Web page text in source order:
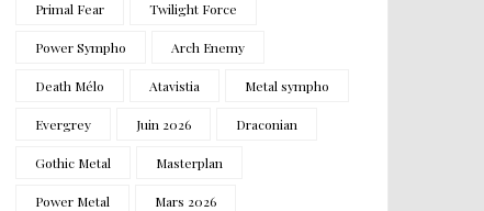
Primal Fear Twilight Force
Power Sympho Arch Enemy
Death Mélo Atavistia Metal sympho
Evergrey Juin 2026 Draconian
Gothic Metal Masterplan
Power Metal Mars 2026